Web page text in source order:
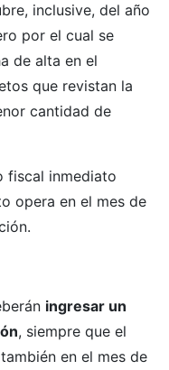
inclusive, del año
por el cual se
de alta en el
que revistan la
cantidad de
fiscal inmediato
opera en el mes de
ingresar un
, siempre que el
en el mes de